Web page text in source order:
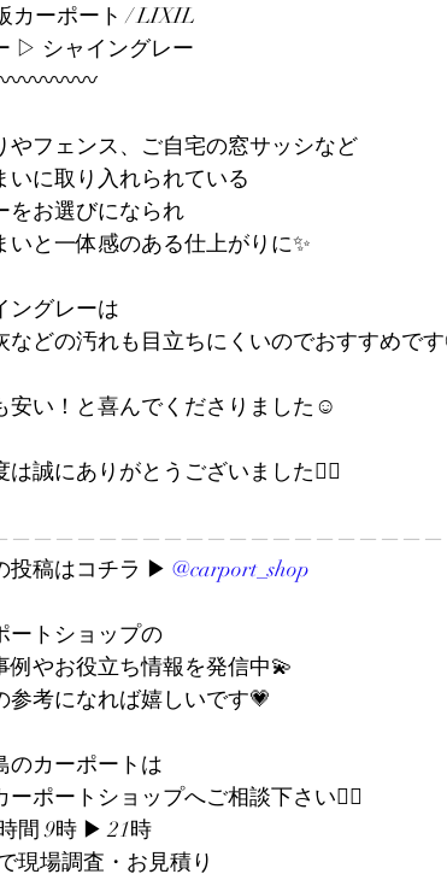
カーポート / LIXIL
▷ シャイングレー
〰〰〰〰
やフェンス、ご自宅の窓サッシなど
いに取り入れられている
をお選びになられ
いと一体感のある仕上がりに✨
ングレーは
などの汚れも目立ちにくいのでおすすめで
安い！と喜んでくださりました☺️
は誠にありがとうございました🙇‍♀️
投稿はコチラ ▶︎ @carport_shop
ートショップの
例やお役立ち情報を発信中💫
参考になれば嬉しいです💗
のカーポートは
ーポートショップへご相談下さい💁‍♀️
間 9時 ▶︎ 21時
現場調査・お見積り